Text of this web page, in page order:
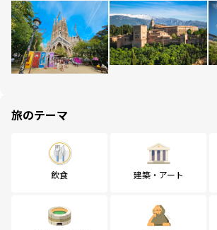
旅のテーマ
飲食 建築・アート